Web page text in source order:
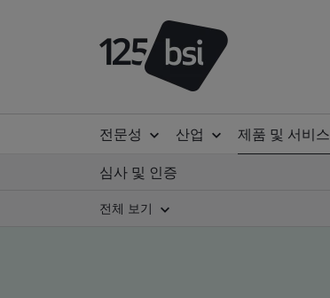
전문성 산업 제품 및 서비스
심사 및 인증
전체 보기